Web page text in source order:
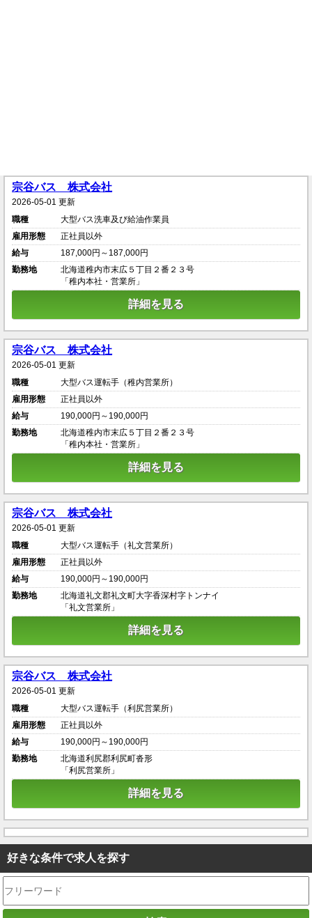
宗谷バス 株式会社
2026-05-01 更新
職種
大型バス洗車及び給油作業員
雇用形態
正社員以外
給与
187,000円～187,000円
勤務地
北海道稚内市末広５丁目２番２３号
「稚内本社・営業所」
詳細を見る
宗谷バス 株式会社
2026-05-01 更新
職種
大型バス運転手（稚内営業所）
雇用形態
正社員以外
給与
190,000円～190,000円
勤務地
北海道稚内市末広５丁目２番２３号
「稚内本社・営業所」
詳細を見る
宗谷バス 株式会社
2026-05-01 更新
職種
大型バス運転手（礼文営業所）
雇用形態
正社員以外
給与
190,000円～190,000円
勤務地
北海道礼文郡礼文町大字香深村字トンナイ
「礼文営業所」
詳細を見る
宗谷バス 株式会社
2026-05-01 更新
職種
大型バス運転手（利尻営業所）
雇用形態
正社員以外
給与
190,000円～190,000円
勤務地
北海道利尻郡利尻町沓形
「利尻営業所」
詳細を見る
好きな条件で求人を探す